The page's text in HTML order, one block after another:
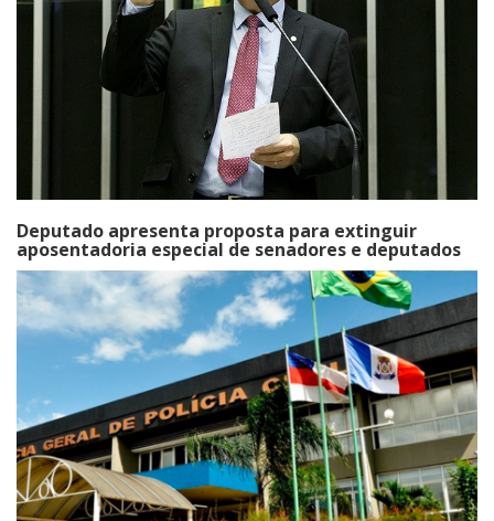
Deputado apresenta proposta para extinguir
aposentadoria especial de senadores e deputados